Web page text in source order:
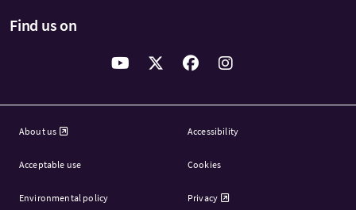
Find us on
About us Accessibility
Acceptable use Cookies
Environmental policy Privacy